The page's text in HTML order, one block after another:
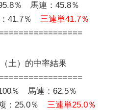
％ 馬連：45.8％
：41.7％三連単41.7％
土）的中率結果
％ 馬連：62.5％
：25.0％三連単25.0％